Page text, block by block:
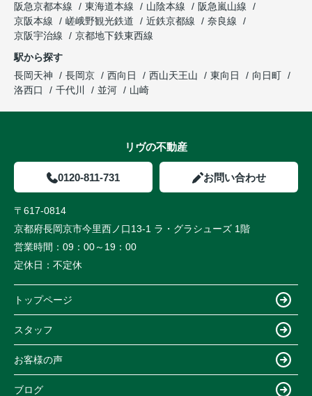
阪急京都本線
東海道本線 山陰本線
阪急嵐山線
京阪本線
嵯峨野観光鉄道 近鉄京都線
奈良線
京阪宇治線
京都地下鉄東西線
駅から探す
長岡天神
長岡京 西向日 西山天王山 東向日
向日町
洛西口
千代川 並河 山崎
リヴの不動産
0120-811-731 お問い合わせ
〒617-0814
京都府長岡京市今里西ノ口13-1 ラ・グラシューズ 1階
営業時間： 09：00～19：00
定休日： 不定休
トップページ
スタッフ
お客様の声
ブログ